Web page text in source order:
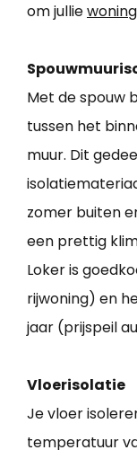
om jullie
Met de spouw
tussen het
muur. Dit
zomer buiten
een prettig
Loker is
rijwoning) en
jaar (prijspeil
Vloerisolatie
Je vloer
temperatuur